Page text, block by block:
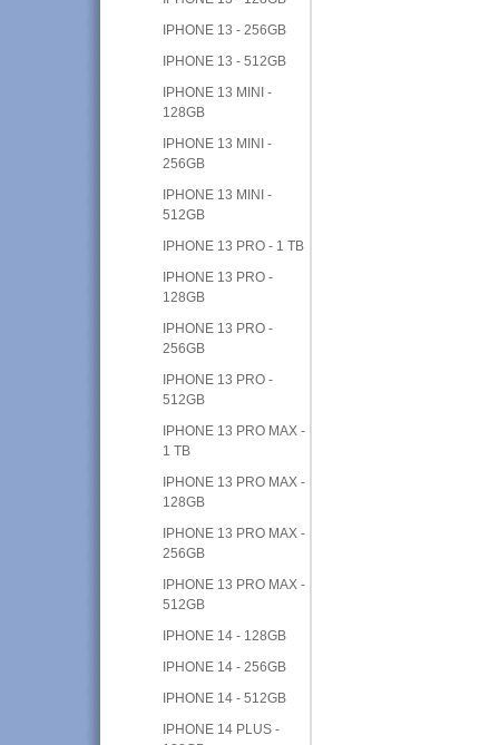
IPHONE 13 - 256GB
IPHONE 13 - 512GB
IPHONE 13 MINI -
128GB
IPHONE 13 MINI -
256GB
IPHONE 13 MINI -
512GB
IPHONE 13 PRO - 1 TB
IPHONE 13 PRO -
128GB
IPHONE 13 PRO -
256GB
IPHONE 13 PRO -
512GB
IPHONE 13 PRO MAX -
1 TB
IPHONE 13 PRO MAX -
128GB
IPHONE 13 PRO MAX -
256GB
IPHONE 13 PRO MAX -
512GB
IPHONE 14 - 128GB
IPHONE 14 - 256GB
IPHONE 14 - 512GB
IPHONE 14 PLUS -